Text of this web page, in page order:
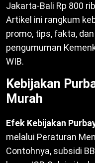
Jakarta-Bali Rp 800
Artikel ini rangkum
promo, tips, fakta,
pengumuman
WIB.
Kebijakan
Murah
Efek Kebijakan
melalui Peraturan
Contohnya, subsidi